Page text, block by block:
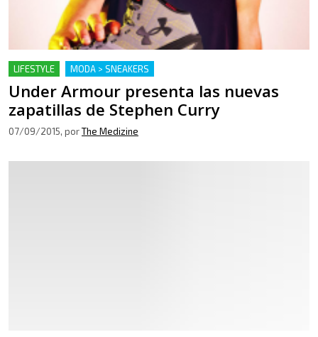
LIFESTYLE MODA > SNEAKERS
Under Armour presenta las nuevas
zapatillas de Stephen Curry
07/09/2015, porThe Medizine